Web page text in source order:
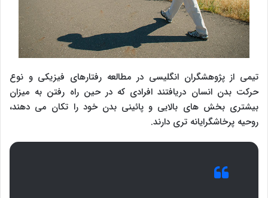
تیمی از پژوهشگران انگلیسی در مطالعه رفتارهای فیزیکی و نوع
حرکت بدن انسان دریافتند افرادی که در حین راه رفتن به میزان
بیشتری بخش های بالایی و پائینی بدن خود را تکان می دهند،
روحیه پرخاشگرایانه تری دارند.